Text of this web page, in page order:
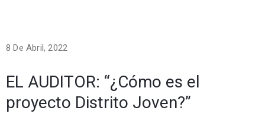
8 De Abril, 2022
EL AUDITOR: “¿Cómo es el
proyecto Distrito Joven?”